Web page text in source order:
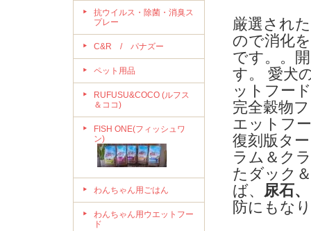
抗ウイルス・除菌・消臭ス
プレー
C&R / パナズー
ペット用品
RUFUSU&COCO (ルフス
＆ココ)
FISH ONE(フィッシュワ
ン)
わんちゃん用ごはん
わんちゃん用ウエットフー
ド
厳選され
ので消化
です。。
す。 愛犬
ットフー
完全穀物
エットフ
復刻版タ
ラム＆ク
たダック
ば、 尿石
防にもな